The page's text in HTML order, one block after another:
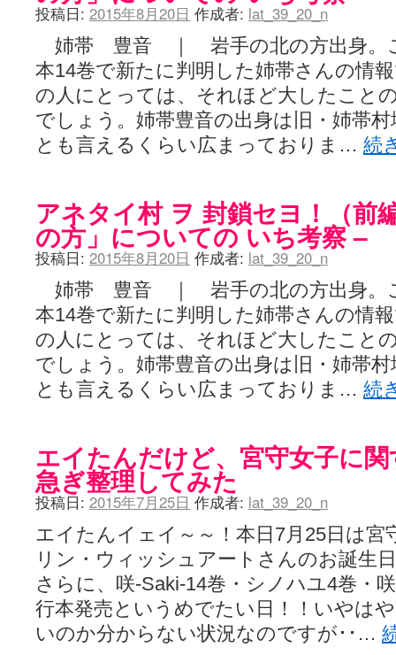
投稿日: 2015年8月20日 作成者: lat_39_20_n
姉帯 豊音 ｜ 岩手の北の方出身。
本14巻で新たに判明した姉帯さんの情
の人にとっては、それほど大したこと
でしょう。姉帯豊音の出身は旧・姉帯
とも言えるくらい広まっておりま… 続
アネタイ村 ヲ 封鎖セヨ！（
の方」についての いち考察 –
投稿日: 2015年8月20日 作成者: lat_39_20_n
姉帯 豊音 ｜ 岩手の北の方出身。
本14巻で新たに判明した姉帯さんの情
の人にとっては、それほど大したこと
でしょう。姉帯豊音の出身は旧・姉帯
とも言えるくらい広まっておりま… 続
エイたんだけど、宮守女子に
急ぎ整理してみた
投稿日: 2015年7月25日 作成者: lat_39_20_n
エイたんイェイ～～！本日7月25日は宮
リン・ウィッシュアートさんのお誕生
さらに、咲-Saki-14巻・シノハユ4巻・
行本発売というめでたい日！！いやは
いのか分からない状況なのですが･･…